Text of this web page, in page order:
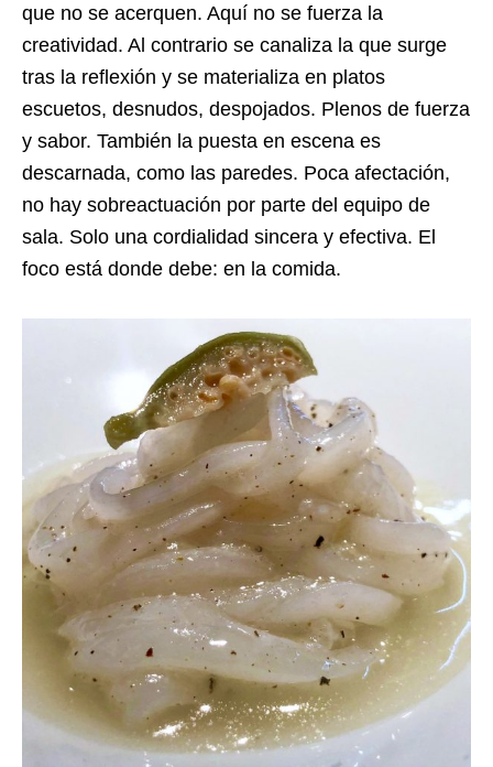
que no se acerquen. Aquí no se fuerza la
creatividad. Al contrario se canaliza la que surge
tras la reflexión y se materializa en platos
escuetos, desnudos, despojados. Plenos de fuerza
y sabor. También la puesta en escena es
descarnada, como las paredes. Poca afectación,
no hay sobreactuación por parte del equipo de
sala. Solo una cordialidad sincera y efectiva. El
foco está donde debe: en la comida.